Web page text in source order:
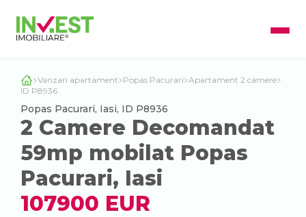
Vanzari apartament Popas Pacurari Apartament 2 camere
ID P8936
Popas Pacurari, Iasi, ID P8936
2 Camere Decomandat
59mp mobilat Popas
Pacurari, Iasi
107900 EUR